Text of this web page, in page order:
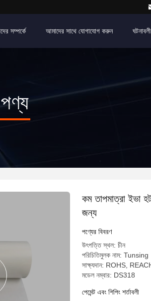
সম্পর্কে আমাদের সাথে যোগাযোগ করুন ঘটনাবলী
পণ্য
কম তাপমাত্রা ইভা
জন্য
পণ্যের বিবরণ
উৎপত্তি স্থল: চীন
পরিচিতিমুলক নাম: Tunsing
সাক্ষ্যদান: ROHS,
মডেল নম্বার: DS318
পেমেন্ট এবং শিপিং শর্তাবলী